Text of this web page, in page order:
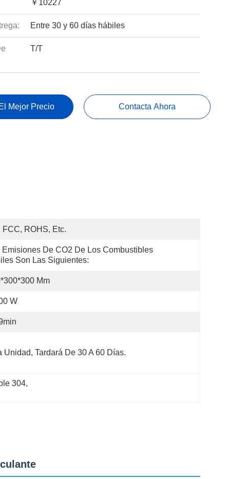
￥10227
Entre 30 y 60 días hábiles
T/T
Mejor Precio Contacta Ahora
FCC, ROHS, Etc.
Emisiones De CO2 De Los Combustibles
Son Las Siguientes:
Mm
W
Unidad, Tardará De 30 A 60 Días.
304,